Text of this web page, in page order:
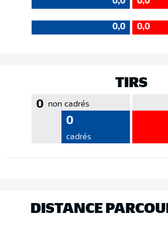
0,0 0,0
TIRS
0 non cadrés
0
cadrés
DISTANCE